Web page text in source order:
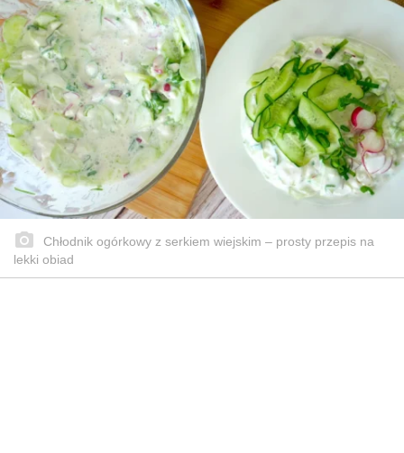
Chłodnik ogórkowy z serkiem wiejskim – prosty przepis na
lekki obiad